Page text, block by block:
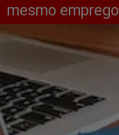
mesmo emprego